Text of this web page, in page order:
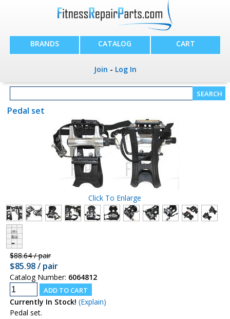
BRANDS CATALOG CART
Join - Log In
Pedal set
Click To Enlarge
$88.64 / pair
$85.98 / pair
Catalog Number: 6064812
Currently In Stock! (Explain)
Pedal set.